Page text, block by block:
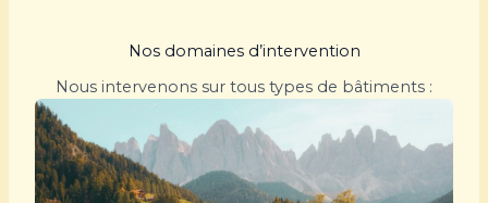
Nos domaines d’intervention
Nous intervenons sur tous types de bâtiments :